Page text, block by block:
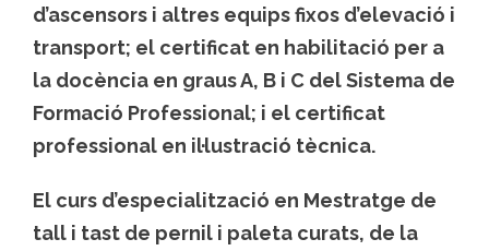
d’ascensors i altres equips fixos d’elevació i
transport; el certificat en habilitació per a
la docència en graus A, B i C del Sistema de
Formació Professional; i el certificat
professional en il·lustració tècnica.
El curs d’especialització en Mestratge de
tall i tast de pernil i paleta curats, de la